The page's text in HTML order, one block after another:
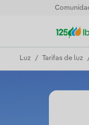
Luz Tarifas de luz